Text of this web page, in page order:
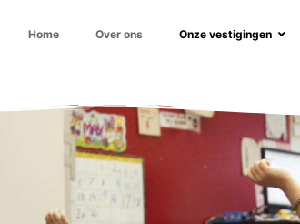
Home Over ons Onze vestigingen